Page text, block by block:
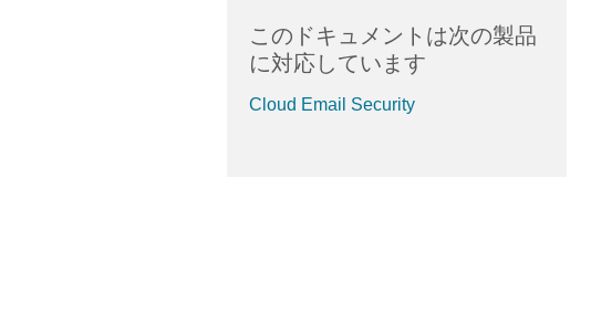
このドキュメントは次の製品
に対応しています
Cloud Email Security